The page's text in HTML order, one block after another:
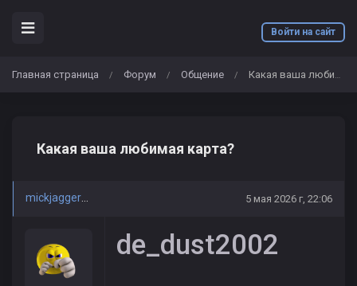
Войти на сайт
Главная страница / Форум / Общение / Какая ваша любимая карта?
Какая ваша любимая карта?
5 мая 2026 г, 22:06
de_dust2002